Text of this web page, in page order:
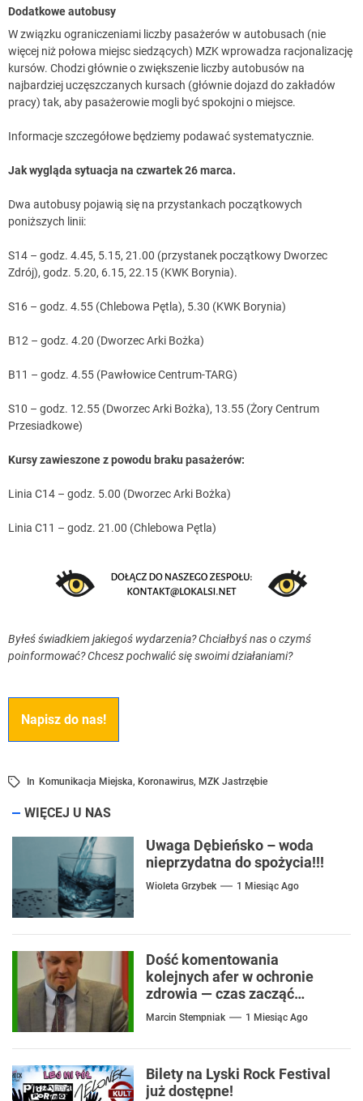
Dodatkowe autobusy
W związku ograniczeniami liczby pasażerów w autobusach (nie
więcej niż połowa miejsc siedzących) MZK wprowadza racjonalizację
kursów. Chodzi głównie o zwiększenie liczby autobusów na
najbardziej uczęszczanych kursach (głównie dojazd do zakładów
pracy) tak, aby pasażerowie mogli być spokojni o miejsce.
Informacje szczegółowe będziemy podawać systematycznie.
Jak wygląda sytuacja na czwartek 26 marca.
Dwa autobusy pojawią się na przystankach początkowych
poniższych linii:
S14 – godz. 4.45, 5.15, 21.00 (przystanek początkowy Dworzec
Zdrój), godz. 5.20, 6.15, 22.15 (KWK Borynia).
S16 – godz. 4.55 (Chlebowa Pętla), 5.30 (KWK Borynia)
B12 – godz. 4.20 (Dworzec Arki Bożka)
B11 – godz. 4.55 (Pawłowice Centrum-TARG)
S10 – godz. 12.55 (Dworzec Arki Bożka), 13.55 (Żory Centrum
Przesiadkowe)
Kursy zawieszone z powodu braku pasażerów:
Linia C14 – godz. 5.00 (Dworzec Arki Bożka)
Linia C11 – godz. 21.00 (Chlebowa Pętla)
Byłeś świadkiem jakiegoś wydarzenia? Chciałbyś nas o czymś
poinformować? Chcesz pochwalić się swoimi działaniami?
Napisz do nas!
In Komunikacja Miejska, Koronawirus, MZK Jastrzębie
WIĘCEJ U NAS
Uwaga Dębieńsko – woda
nieprzydatna do spożycia!!!
Wioleta Grzybek 1 Miesiąc Ago
Dość komentowania
kolejnych afer w ochronie
zdrowia — czas zacząć
mówić o rozwiązaniach
Marcin Stempniak 1 Miesiąc Ago
Bilety na Lyski Rock Festival
już dostępne!